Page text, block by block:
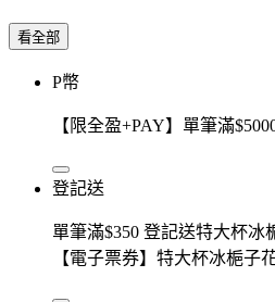
看全部
P幣
【限全盈+PAY】單筆滿
登記送
單筆滿$350 登記送特大杯冰
【電子票券】特大杯冰梔子